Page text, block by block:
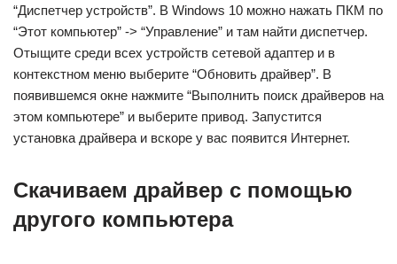
“Диспетчер устройств”. В Windows 10 можно нажать ПКМ по
“Этот компьютер” -> “Управление” и там найти диспетчер.
Отыщите среди всех устройств сетевой адаптер и в
контекстном меню выберите “Обновить драйвер”. В
появившемся окне нажмите “Выполнить поиск драйверов на
этом компьютере” и выберите привод. Запустится
установка драйвера и вскоре у вас появится Интернет.
Скачиваем драйвер с помощью
другого компьютера